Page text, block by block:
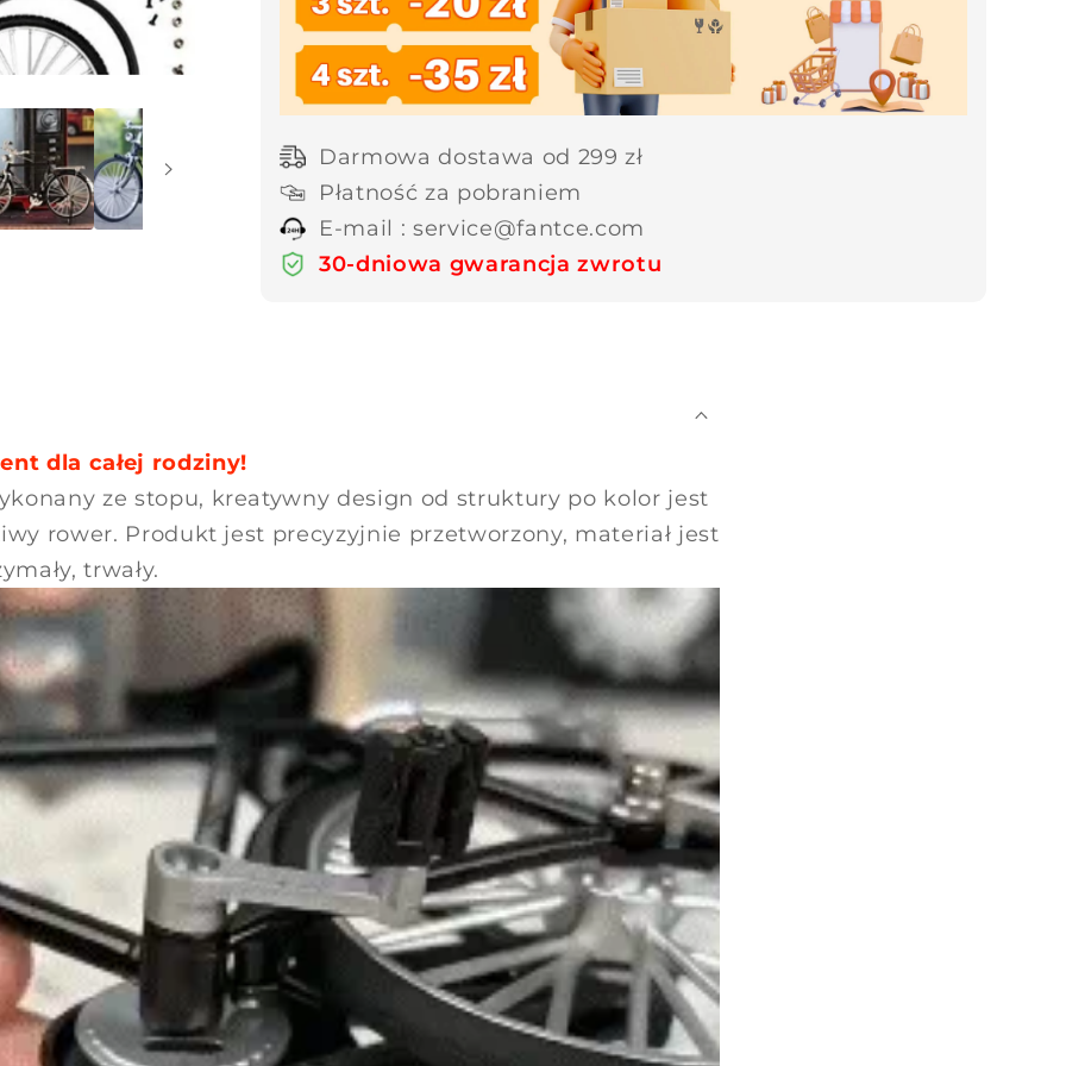
Darmowa dostawa od 299 zł
Płatność za pobraniem
E-mail : service@fantce.com
30-dniowa gwarancja zwrotu
dla całej rodziny!
ze stopu, kreatywny design od struktury po kolor jest
rower. Produkt jest precyzyjnie przetworzony, materiał jest
trwały.